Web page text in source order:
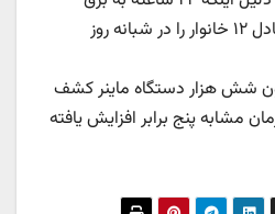
متصل است هر ماینر معادل ۱۲ خانوار را در شبانه روز
شش هزار دستگاه ماینر کشف
پنج برابر افزایش یافته